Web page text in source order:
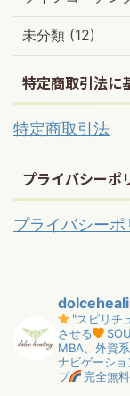
未分類 (12)
特定商取引法に
特定商取引法
プライバシーポ
プライバシーポ
"スピリチ
させる
MBA、外資
ナビゲーショ
プ
完全無